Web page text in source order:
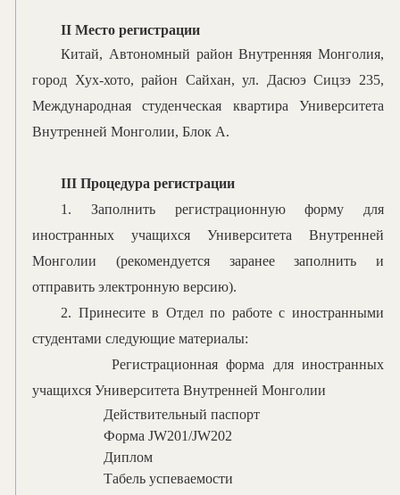
II Место регистрации
Китай, Автономный район Внутренняя Монголия,
город Хух-хото, район Сайхан, ул. Дасюэ Сицзэ 235,
Международная студенческая квартираУниверситета
Внутренней Монголии, Блок A.
III Процедура регистрации
1. Заполнить регистрационную форму для
иностранных учащихся Университета Внутренней
Монголии (рекомендуется заранее заполнить и
отправить электронную версию).
2. Принесите в Отдел по работе с иностранными
студентами следующие материалы:
Регистрационная форма для иностранных
учащихся Университета Внутренней Монголии
Действительный паспорт
Форма JW201/JW202
Диплом
Табель успеваемости